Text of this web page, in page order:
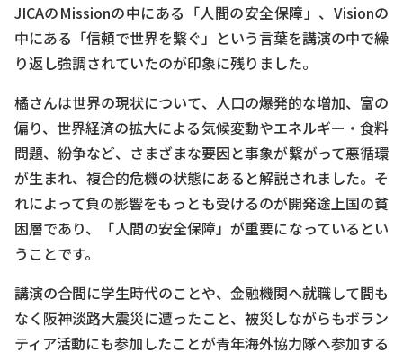
JICAのMissionの中にある「人間の安全保障」、Visionの
中にある「信頼で世界を繋ぐ」という言葉を講演の中で繰
り返し強調されていたのが印象に残りました。
橘さんは世界の現状について、人口の爆発的な増加、富の
偏り、世界経済の拡大による気候変動やエネルギー・食料
問題、紛争など、さまざまな要因と事象が繋がって悪循環
が生まれ、複合的危機の状態にあると解説されました。そ
れによって負の影響をもっとも受けるのが開発途上国の貧
困層であり、「人間の安全保障」が重要になっているとい
うことです。
講演の合間に学生時代のことや、金融機関へ就職して間も
なく阪神淡路大震災に遭ったこと、被災しながらもボラン
ティア活動にも参加したことが青年海外協力隊へ参加する